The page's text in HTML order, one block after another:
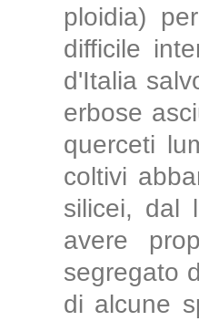
ploidia)
difficile
d'Italia
erbose
querceti
coltivi
silicei, dal
avere
segregato
di alcune